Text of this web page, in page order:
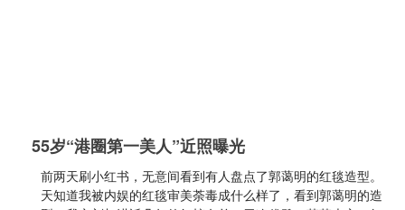
55岁“港圈第一美人”近照曝光
前两天刷小红书，无意间看到有人盘点了郭蔼明的红毯造型。
天知道我被内娱的红毯审美荼毒成什么样了，看到郭蔼明的造